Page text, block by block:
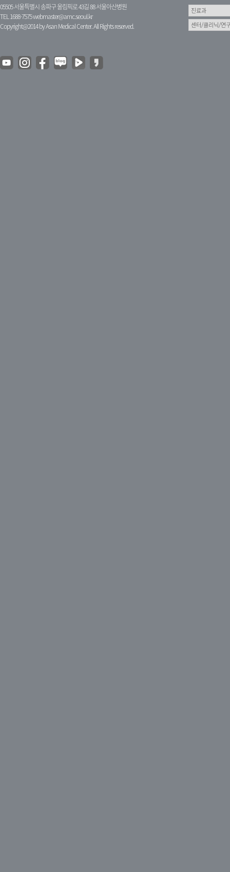
05505 서울특별시 송파구 올림픽로 43길 88 서울아산병원
TEL 1688-7575webmaster@amc.seoul.kr
Copyright@2014 by Asan Medical Center. All Rights reserved.